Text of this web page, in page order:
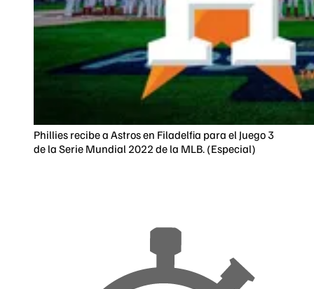
Phillies recibe a Astros en Filadelfia para el Juego 3
de la Serie Mundial 2022 de la MLB. (Especial)